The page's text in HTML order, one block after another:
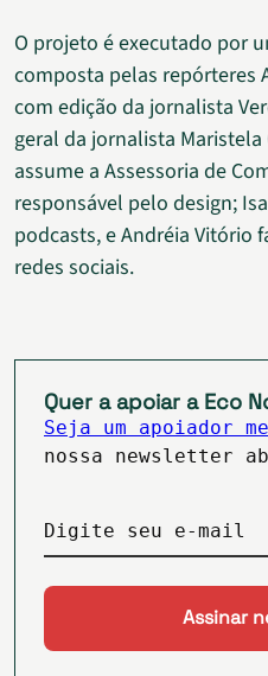
O projeto é executado por
composta pelas repórteres
com edição da jornalista
geral da jornalista
assume a Assessoria de
responsável pelo design;
podcasts, e Andréia Vitório
redes sociais.
Quer a apoiar a Eco
Seja um apoiador
nossa newsletter
Digite seu e-mail